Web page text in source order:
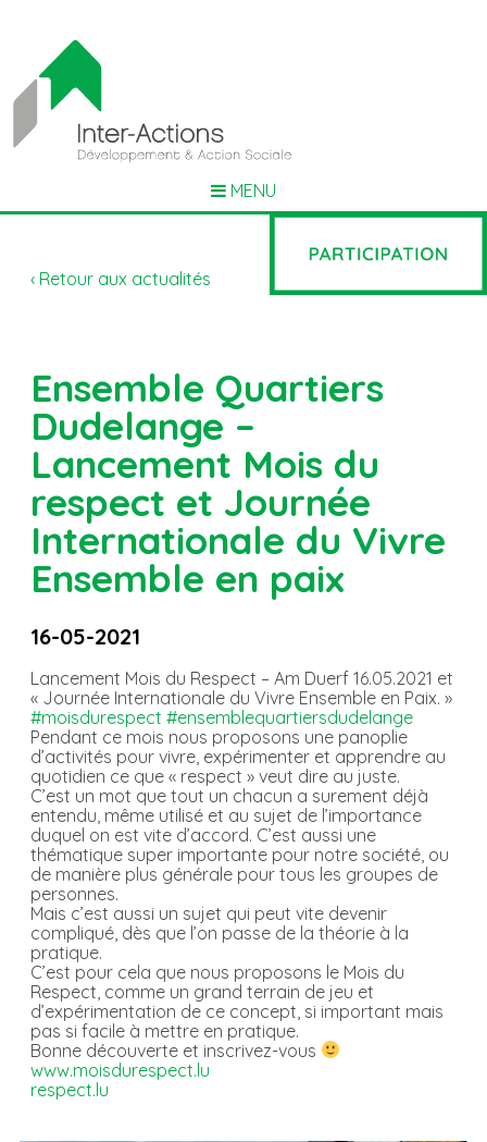
MENU
‹ Retour aux actualités
Ensemble Quartiers
Dudelange –
Lancement Mois du
respect et Journée
Internationale du Vivre
Ensemble en paix
16-05-2021
Lancement Mois du Respect – Am Duerf 16.05.2021 et
« Journée Internationale du Vivre Ensemble en Paix. »
#moisdurespect #ensemblequartiersdudelange
Pendant ce mois nous proposons une panoplie
d’activités pour vivre, expérimenter et apprendre au
quotidien ce que « respect » veut dire au juste.
C’est un mot que tout un chacun a surement déjà
entendu, même utilisé et au sujet de l’importance
duquel on est vite d’accord. C’est aussi une
thématique super importante pour notre société, ou
de manière plus générale pour tous les groupes de
personnes.
Mais c’est aussi un sujet qui peut vite devenir
compliqué, dès que l’on passe de la théorie à la
pratique.
C’est pour cela que nous proposons le Mois du
Respect, comme un grand terrain de jeu et
d’expérimentation de ce concept, si important mais
pas si facile à mettre en pratique.
Bonne découverte et inscrivez-vous
www.moisdurespect.lu
respect.lu